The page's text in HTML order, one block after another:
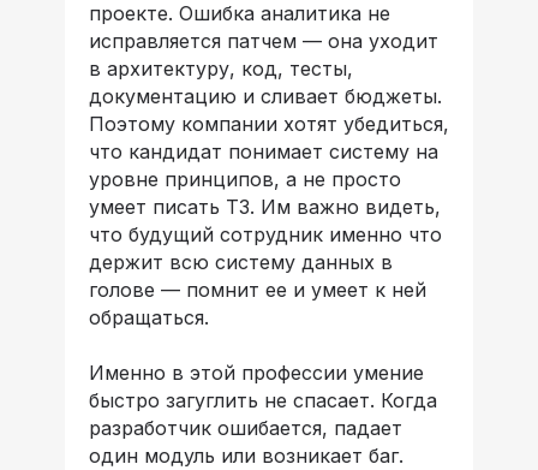
проекте. Ошибка аналитика не
исправляется патчем — она уходит
в архитектуру, код, тесты,
документацию и сливает бюджеты.
Поэтому компании хотят убедиться,
что кандидат понимает систему на
уровне принципов, а не просто
умеет писать ТЗ. Им важно видеть,
что будущий сотрудник именно что
держит всю систему данных в
голове — помнит ее и умеет к ней
обращаться.
Именно в этой профессии умение
быстро загуглить не спасает. Когда
разработчик ошибается, падает
один модуль или возникает баг.